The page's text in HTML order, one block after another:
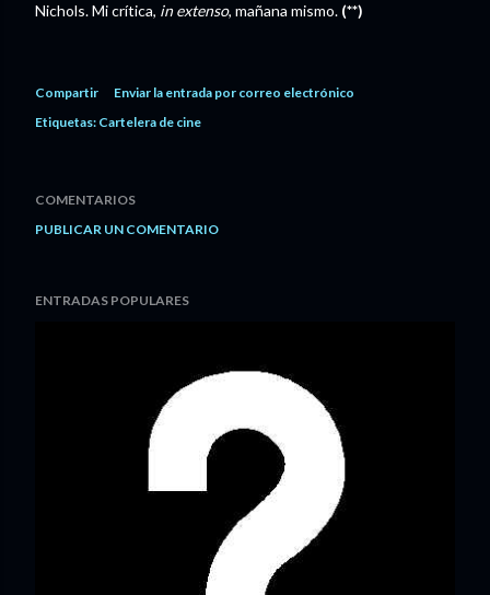
Nichols. Mi crítica, in extenso, mañana mismo. (**)
Compartir
Enviar la entrada por correo electrónico
Etiquetas: Cartelera de cine
COMENTARIOS
PUBLICAR UN COMENTARIO
ENTRADAS POPULARES